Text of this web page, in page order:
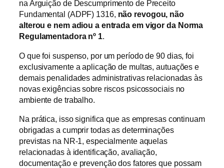
na Arguição de Descumprimento de Preceito
Fundamental (ADPF) 1316, não revogou, não
alterou e nem adiou a entrada em vigor da Norma
Regulamentadora nº 1.
O que foi suspenso, por um período de 90 dias, foi
exclusivamente a aplicação de multas, autuações e
demais penalidades administrativas relacionadas às
novas exigências sobre riscos psicossociais no
ambiente de trabalho.
Na prática, isso significa que as empresas continuam
obrigadas a cumprir todas as determinações
previstas na NR-1, especialmente aquelas
relacionadas à identificação, avaliação,
documentação e prevenção dos fatores que possam